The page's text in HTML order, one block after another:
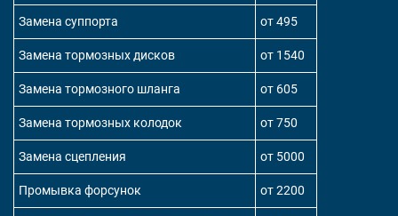
Замена суппорта от 495
Замена тормозных дисков от 1540
Замена тормозного шланга от 605
Замена тормозных колодок от 750
Замена сцепления от 5000
Промывка форсунок от 2200